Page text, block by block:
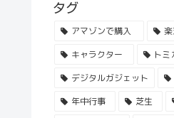
タグ
アマゾンで購入
キャラクター
トミ
デジタルガジェット
年中行事
芝生